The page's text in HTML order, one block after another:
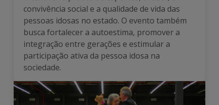
convivência social e a qualidade de vida das
pessoas idosas no estado. O evento também
busca fortalecer a autoestima, promover a
integração entre gerações e estimular a
participação ativa da pessoa idosa na
sociedade.